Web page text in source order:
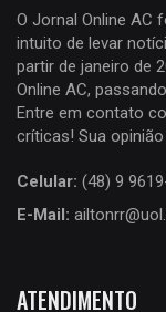
O Jornal Online AC
intuito de levar
partir de janeiro de
Online AC,
Entre em contato
críticas! Sua
Celular: (48) 9
E-Mail:
ATENDIMENTO